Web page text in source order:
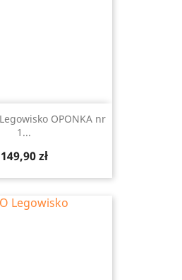
OPONKA nr
1...
Cena
149,90 zł